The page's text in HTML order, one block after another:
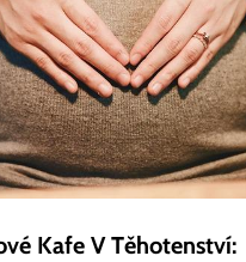
Kafe V Těhotenství: